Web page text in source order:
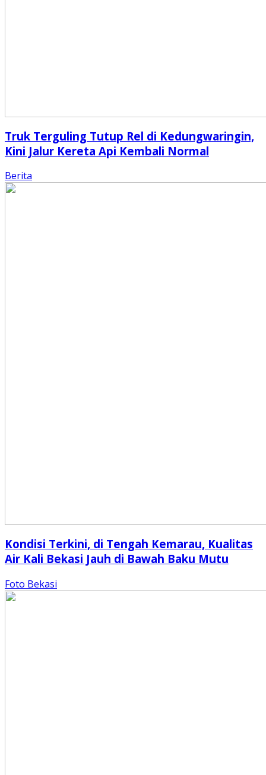
Truk Terguling Tutup Rel di Kedungwaringin,
Kini Jalur Kereta Api Kembali Normal
Berita
Kondisi Terkini, di Tengah Kemarau, Kualitas
Air Kali Bekasi Jauh di Bawah Baku Mutu
Foto Bekasi